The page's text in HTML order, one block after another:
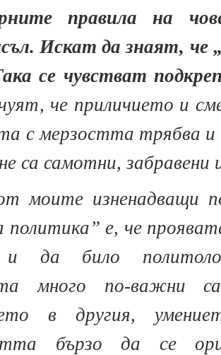
правила на
Искат да знаят, че
се чувстват
че приличието и
с мерзостта трябва и
са самотни, забравени
моите изненадващи
политика” е, че
и да било
много по-важни
в другия,
бързо да се